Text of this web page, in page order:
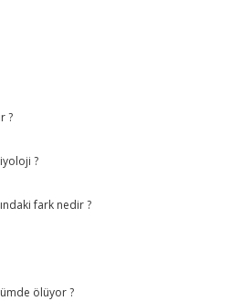
?
?
fark nedir ?
ölüyor ?